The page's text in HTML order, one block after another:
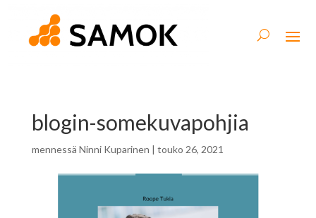
blogin-somekuvapohjia
mennessä Ninni Kuparinen | touko 26, 2021